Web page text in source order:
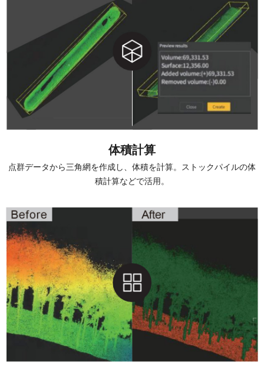
体積計算
点群データから三角網を作成し、体積を計算。ストックパイルの体
積計算などで活用。